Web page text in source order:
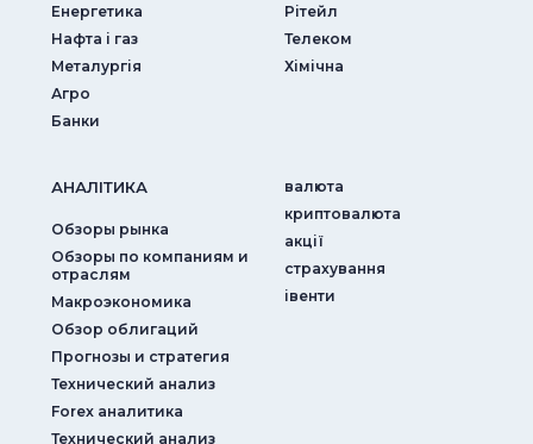
Енергетика
Нафта і газ
Металургія
Агро
Банки
Рітейл
Телеком
Хімічна
АНАЛIТИКА
Обзоры рынка
Обзоры по компаниям и
отраслям
Макроэкономика
Обзор облигаций
Прогнозы и стратегия
Технический анализ
Forex аналитика
Технический анализ
валюта
криптовалюта
акції
страхування
iвенти